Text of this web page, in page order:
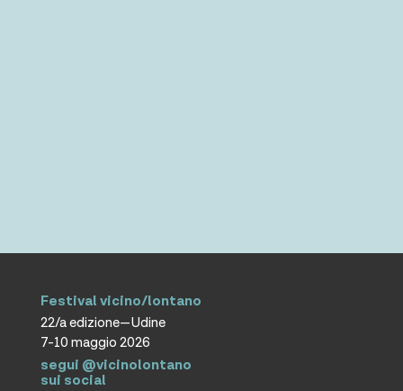
Festival vicino/lontano
22/a edizione—Udine
7-10 maggio 2026
segui @vicinolontano
sui social